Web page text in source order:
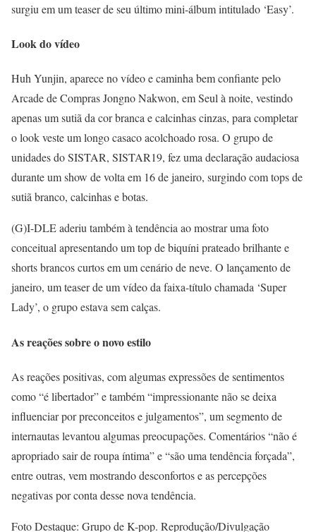
surgiu em um teaser de seu último mini-álbum intitulado ‘Easy’.
Look do vídeo
Huh Yunjin, aparece no vídeo e caminha bem confiante pelo
Arcade de Compras Jongno Nakwon, em Seul à noite, vestindo
apenas um sutiã da cor branca e calcinhas cinzas, para completar
o look veste um longo casaco acolchoado rosa. O grupo de
unidades do SISTAR, SISTAR19, fez uma declaração audaciosa
durante um show de volta em 16 de janeiro, surgindo com tops de
sutiã branco, calcinhas e botas.
(G)I-DLE aderiu também à tendência ao mostrar uma foto
conceitual apresentando um top de biquíni prateado brilhante e
shorts brancos curtos em um cenário de neve. O lançamento de
janeiro, um teaser de um vídeo da faixa-título chamada ‘Super
Lady’, o grupo estava sem calças.
As reações sobre o novo estilo
As reações positivas, com algumas expressões de sentimentos
como “é libertador” e também “impressionante não se deixa
influenciar por preconceitos e julgamentos”, um segmento de
internautas levantou algumas preocupações. Comentários “não é
apropriado sair de roupa íntima” e “são uma tendência forçada”,
entre outras, vem mostrando desconfortos e as percepções
negativas por conta desse nova tendência.
Foto Destaque: Grupo de K-pop. Reprodução/Divulgação